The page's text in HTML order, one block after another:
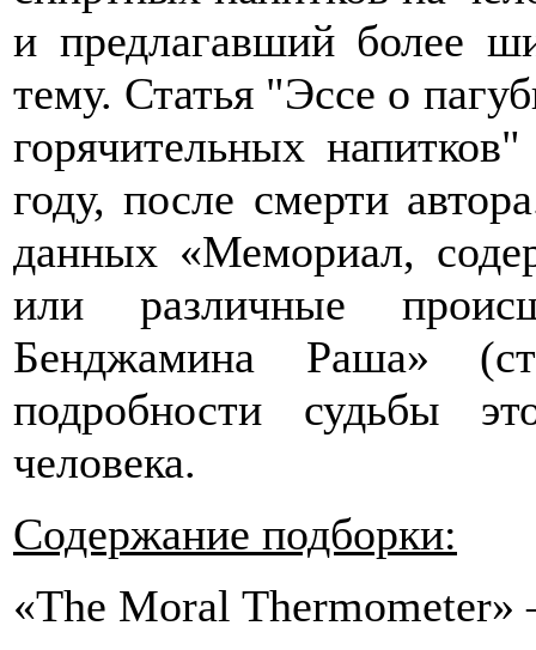
и предлагавший более
тему. Статья "Эссе о
горячительных
году, после смерти
данных «Мемориал,
или различные
Бенджамина Раша»
подробности судьбы
человека.
Содержание подборки:
«The Moral